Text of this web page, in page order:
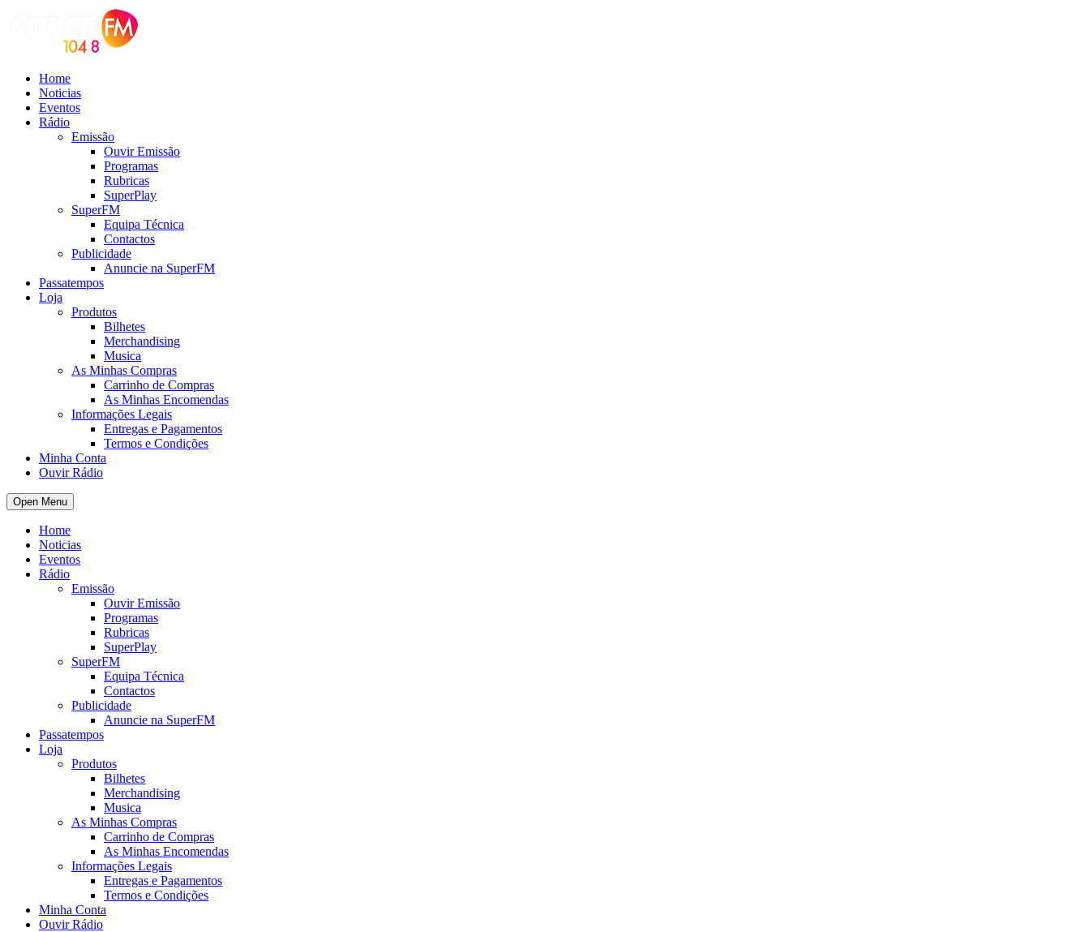
Home
Noticias
Eventos
Rádio
Emissão
Ouvir Emissão
Programas
Rubricas
SuperPlay
SuperFM
Equipa Técnica
Contactos
Publicidade
Anuncie na SuperFM
Passatempos
Loja
Produtos
Bilhetes
Merchandising
Musica
As Minhas Compras
Carrinho de Compras
As Minhas Encomendas
Informações Legais
Entregas e Pagamentos
Termos e Condições
Minha Conta
Ouvir Rádio
Open Menu
Home
Noticias
Eventos
Rádio
Emissão
Ouvir Emissão
Programas
Rubricas
SuperPlay
SuperFM
Equipa Técnica
Contactos
Publicidade
Anuncie na SuperFM
Passatempos
Loja
Produtos
Bilhetes
Merchandising
Musica
As Minhas Compras
Carrinho de Compras
As Minhas Encomendas
Informações Legais
Entregas e Pagamentos
Termos e Condições
Minha Conta
Ouvir Rádio